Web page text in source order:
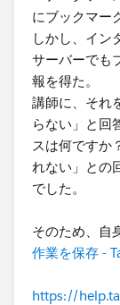
にブックマー
しかし、イン
サーバーでも
報を得た。
講師に、それ
らない」と回
スは何ですか
れない」との
でした。
そのため、自
作業を保存 -
https://